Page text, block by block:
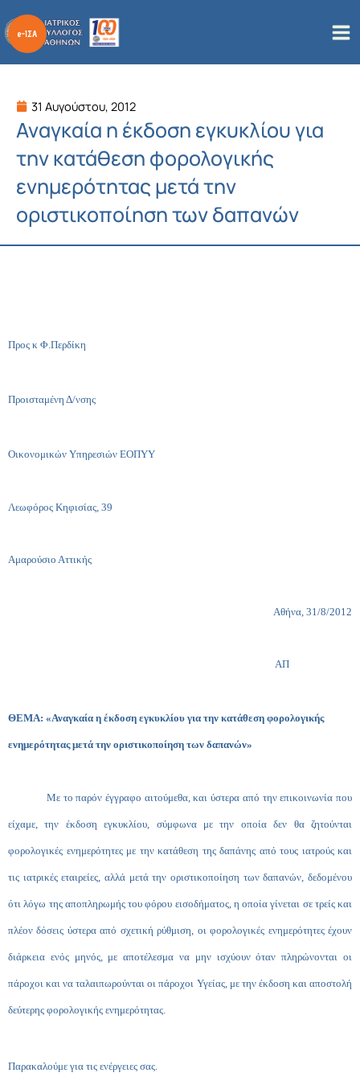
στο
περιεχόμενο
31 Αυγούστου, 2012
Αναγκαία η έκδοση εγκυκλίου για
την κατάθεση φορολογικής
ενημερότητας μετά την
οριστικοποίηση των δαπανών
Προς κ Φ.Περδίκη
Προισταμένη Δ/νσης
Οικονομικών Υπηρεσιών ΕΟΠΥΥ
Λεωφόρος Κηφισίας, 39
Αμαρούσιο Αττικής
Αθήνα, 31/8/2012
ΑΠ
ΘΕΜΑ: «Αναγκαία η έκδοση εγκυκλίου για την κατάθεση φορολογικής
ενημερότητας μετά την οριστικοποίηση των δαπανών»
Με το παρόν έγγραφο αιτούμεθα, και ύστερα από την επικοινωνία που
είχαμε, την έκδοση εγκυκλίου, σύμφωνα με την οποία δεν θα ζητούνται
φορολογικές ενημερότητες με την κατάθεση της δαπάνης από τους ιατρούς και
τις ιατρικές εταιρείες, αλλά μετά την οριστικοποίηση των δαπανών, δεδομένου
ότι λόγω της αποπληρωμής του φόρου εισοδήματος, η οποία γίνεται σε τρείς και
πλέον δόσεις ύστερα από σχετική ρύθμιση, οι φορολογικές ενημερότητες έχουν
διάρκεια ενός μηνός, με αποτέλεσμα να μην ισχύουν όταν πληρώνονται οι
πάροχοι και να ταλαιπωρούνται οι πάροχοι Υγείας, με την έκδοση και αποστολή
δεύτερης φορολογικής ενημερότητας.
Παρακαλούμε για τις ενέργειες σας.